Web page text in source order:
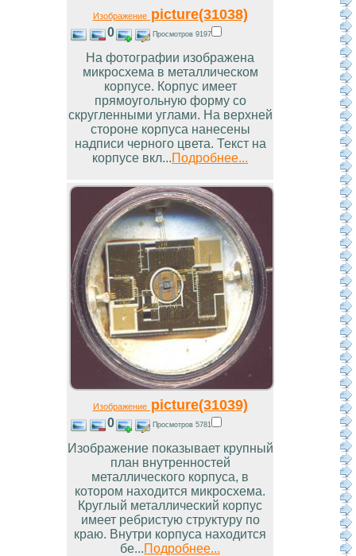
Изображениеpicture(31038)
0 Просмотров 9197
На фотографии изображена
микросхема в металлическом
корпусе. Корпус имеет
прямоугольную форму со
скругленными углами. На верхней
стороне корпуса нанесены
надписи черного цвета. Текст на
корпусе вкл...Подробнее...
Изображениеpicture(31039)
0 Просмотров 5781
Изображение показывает крупный
план внутренностей
металлического корпуса, в
котором находится микросхема.
Круглый металлический корпус
имеет ребристую структуру по
краю. Внутри корпуса находится
бе...Подробнее...